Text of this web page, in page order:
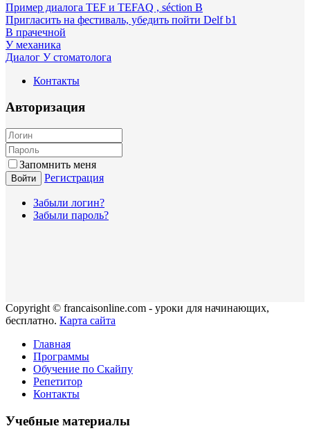
Пример диалога TEF и TEFAQ , séction B
Пригласить на фестиваль, убедить пойти Delf b1
В прачечной
У механика
Диалог У стоматолога
Контакты
Авторизация
Запомнить меня
Войти Регистрация
Забыли логин?
Забыли пароль?
Copyright © francaisonline.com - уроки для начинающих,
бесплатно. Карта сайта
Главная
Программы
Обучение по Скайпу
Репетитор
Контакты
Учебные материалы